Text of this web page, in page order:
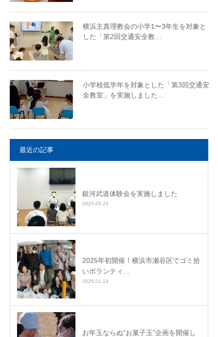
横浜主真理教会の小学1〜3年生を対象と
した「第2回交通安全教…
小学校低学年を対象とした「第3回交通安
全教室」を実施しました…
最近の記事
銀河武道体験会を実施しました
2025.05.25
2025年初開催！横浜市瀬谷区でゴミ拾
いボランティ…
2025.01.19
お年玉ならぬ”お菓子玉”企画を開催し